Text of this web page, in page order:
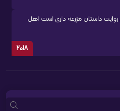
داستان مزرعه داری است اهل
2018